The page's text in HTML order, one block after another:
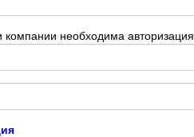
компании необходима авторизация.